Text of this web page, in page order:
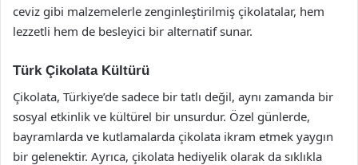
ceviz gibi malzemelerle zenginleştirilmiş çikolatalar, hem
lezzetli hem de besleyici bir alternatif sunar.
Türk Çikolata Kültürü
Çikolata, Türkiye’de sadece bir tatlı değil, aynı zamanda bir
sosyal etkinlik ve kültürel bir unsurdur. Özel günlerde,
bayramlarda ve kutlamalarda çikolata ikram etmek yaygın
bir gelenektir. Ayrıca, çikolata hediyelik olarak da sıklıkla